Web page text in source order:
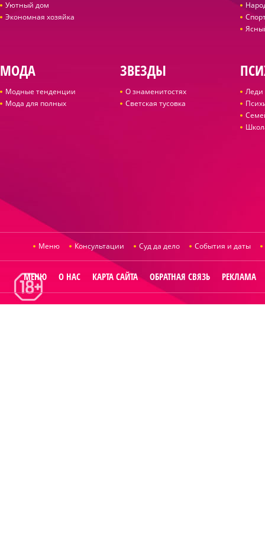
Уютный дом
Экономная хозяйка
МОДА
Модные тенденции
Мода для полных
ЗВЕЗДЫ
О знаменитостях
Светская тусовка
Леди
Меню Консультации Суд да дело События и даты
МЕНЮ О НАС КАРТА САЙТА ОБРАТНАЯ СВЯЗЬ РЕКЛАМА